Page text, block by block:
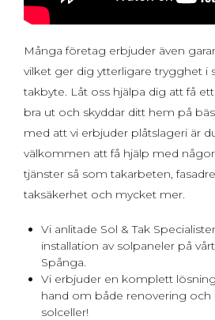
Många företag erbjuder även
vilket ger dig ytterligare trygghet i
takbyte. Låt oss hjälpa dig att få
bra ut och skyddar ditt hem på
med att vi erbjuder plåtslageri är
välkommen att få hjälp med
tjänster så som takarbeten,
taksäkerhet och mycket mer.
Vi anlitade Sol & Tak
installation av solpaneler på
Spånga.
Vi erbjuder en komplett
hand om både renovering och
solceller!